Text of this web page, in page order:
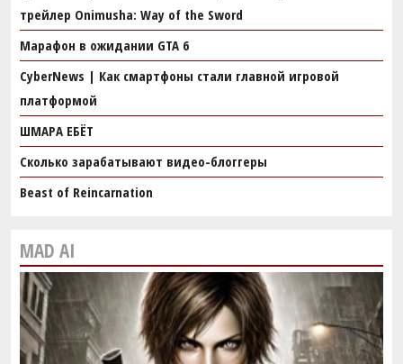
трейлер Onimusha: Way of the Sword
Марафон в ожидании GTA 6
CyberNews | Как смартфоны стали главной игровой
платформой
ШМАРА ЕБЁТ
Сколько зарабатывают видео-блоггеры
Beast of Reincarnation
MAD AI